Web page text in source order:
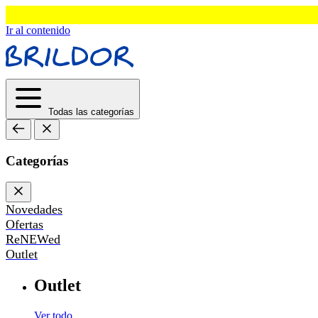
Ir al contenido
Todas las categorías
Categorías
Novedades
Ofertas
ReNEWed
Outlet
Outlet